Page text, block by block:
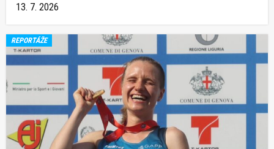
13. 7. 2026
REPORTÁŽE